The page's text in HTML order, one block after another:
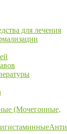
для лечения
(Мочегонные,